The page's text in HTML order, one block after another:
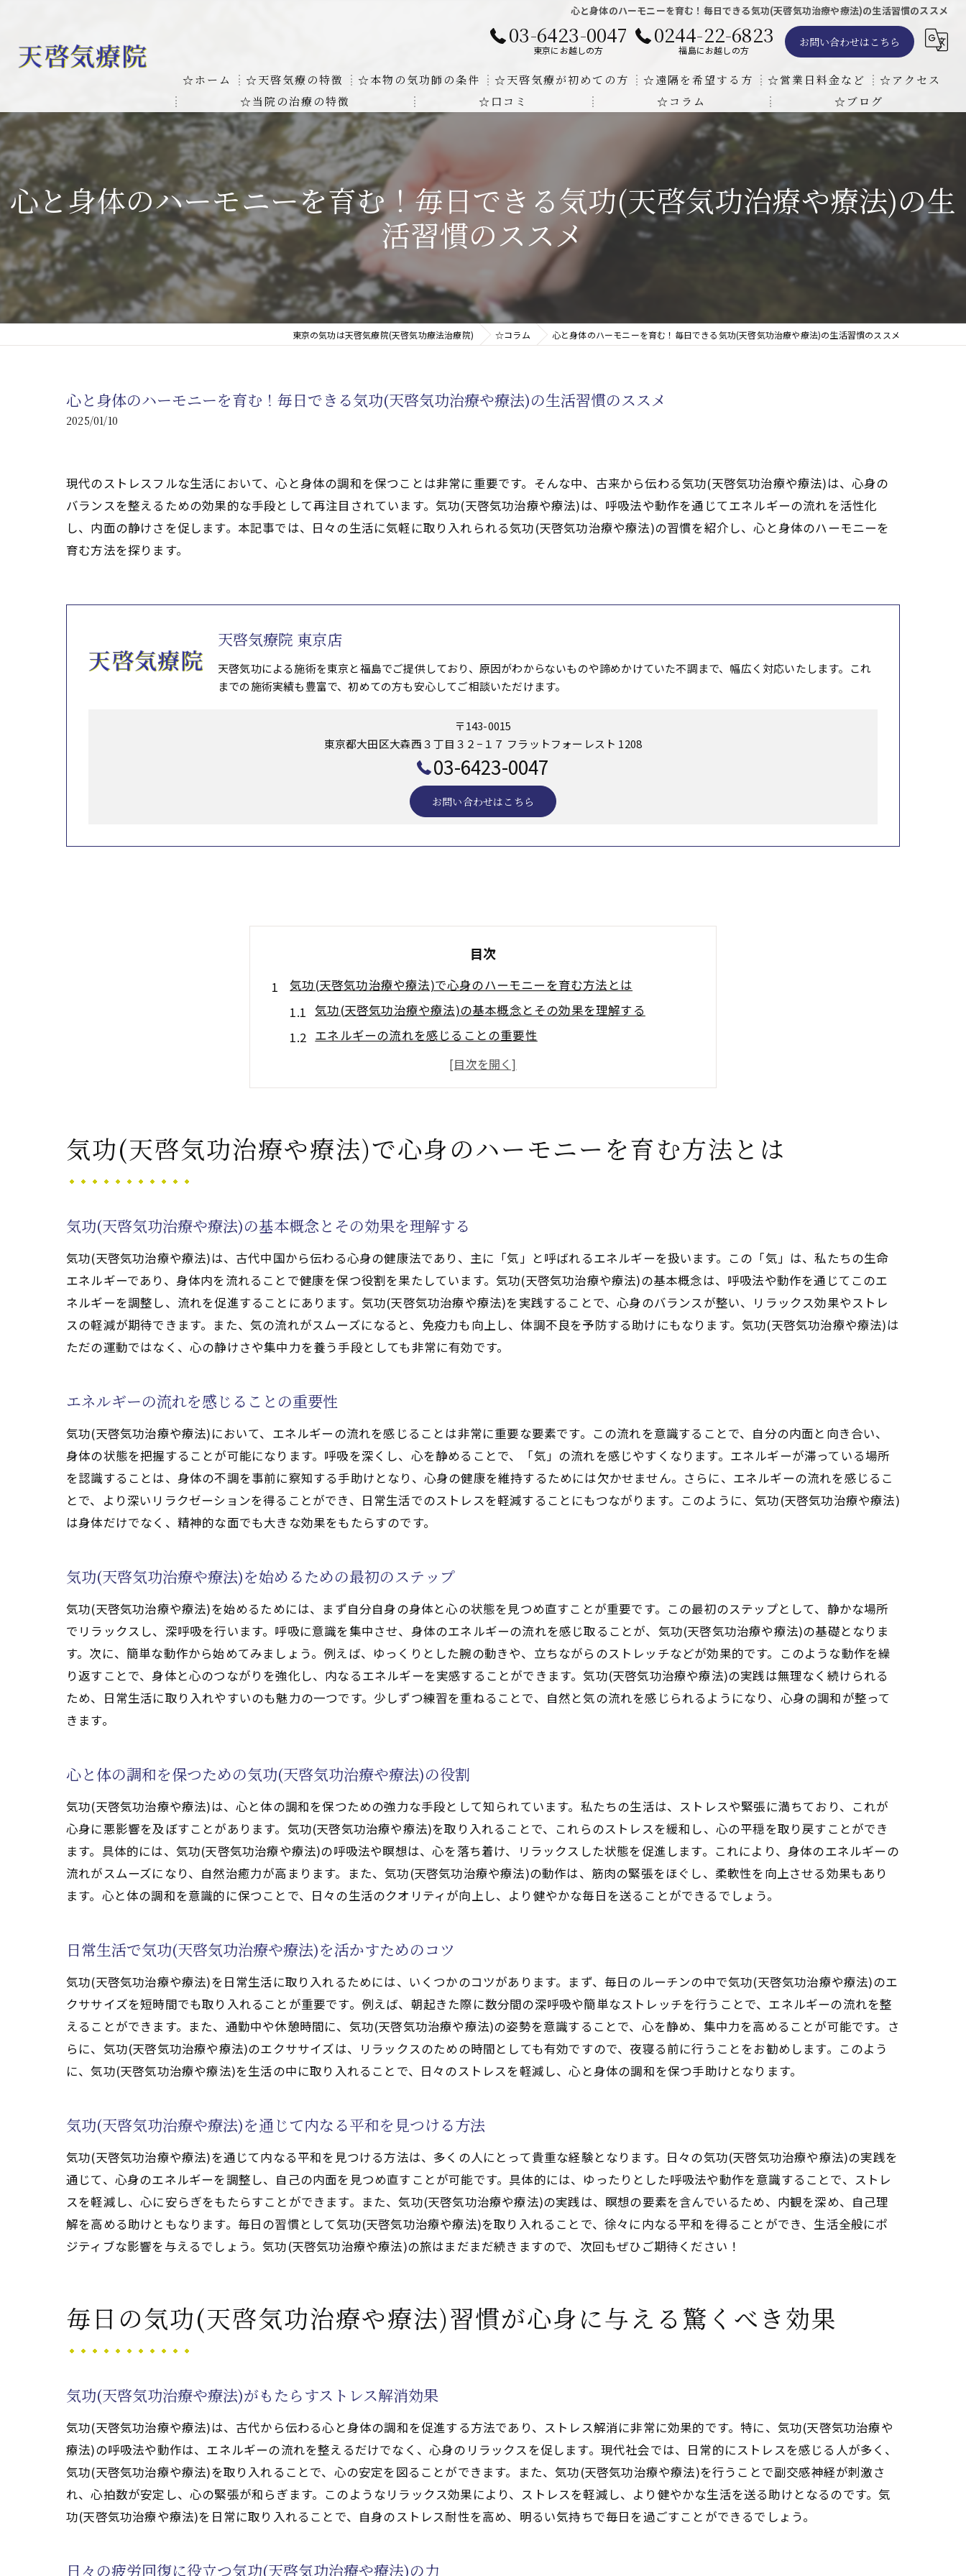
心と身体のハーモニーを育む！毎日できる気功(天啓気功治療や療法)の生活習慣のススメ
03-6423-0047
東京にお越しの方
0244-22-6823
福島にお越しの方
お問い合わせはこちら
☆ホーム ☆天啓気療の特徴
お客様の質問に対する回答
天啓気療に関する書籍
本物の気功師にも優るサイ能力の凄さ
気功治療や療法と天啓気療の違い
☆本物の気功師の条件
クンダリニーの上昇でチャクラの覚醒
☆天啓気療が初めての方 ☆遠隔を希望する方
遠隔気功ヒーリングで難病の克服の方法と効果
☆営業日料金など
東京での瞑想気功教室の開催について
☆アクセス
天啓気療院 東京店
☆当院の治療の特徴
線維筋痛症
線維筋痛症が天啓気療により奇跡的な寛解
難病の疾患
難病治療に革命チャクラ覚醒サイ能力
肝臓の疾患
肝臓疾患の原因と症状を解明及び緩解法
心臓の疾患
腎臓の疾患
☆口コミ ☆コラム ☆ブログ
心と身体のハーモニーを育む！毎日できる気功(天啓気功治療や療法)の生
活習慣のススメ
東京の気功は天啓気療院(天啓気功療法治療院) ☆コラム 心と身体のハーモニーを育む！毎日できる気功(天啓気功治療や療法)の生活習慣のススメ
心と身体のハーモニーを育む！毎日できる気功(天啓気功治療や療法)の生活習慣のススメ
2025/01/10
現代のストレスフルな生活において、心と身体の調和を保つことは非常に重要です。そんな中、古来から伝わる気功(天啓気功治療や療法)は、心身の
バランスを整えるための効果的な手段として再注目されています。気功(天啓気功治療や療法)は、呼吸法や動作を通じてエネルギーの流れを活性化
し、内面の静けさを促します。本記事では、日々の生活に気軽に取り入れられる気功(天啓気功治療や療法)の習慣を紹介し、心と身体のハーモニーを
育む方法を探ります。
天啓気療院 東京店
天啓気功による施術を東京と福島でご提供しており、原因がわからないものや諦めかけていた不調まで、幅広く対応いたします。これ
までの施術実績も豊富で、初めての方も安心してご相談いただけます。
〒143-0015
東京都大田区大森西３丁目３２−１７ フラットフォーレスト 1208
03-6423-0047
お問い合わせはこちら
目次
気功(天啓気功治療や療法)で心身のハーモニーを育む方法とは
気功(天啓気功治療や療法)の基本概念とその効果を理解する
エネルギーの流れを感じることの重要性
気功(天啓気功治療や療法)を始めるための最初のステップ
心と体の調和を保つための気功(天啓気功治療や療法)の役割
気功(天啓気功治療や療法)を通じて内なる平和を見つける方法
毎日の気功(天啓気功治療や療法)習慣が心身に与える驚くべき効果
気功(天啓気功治療や療法)の定期的な実践がもたらす健康改善
気功(天啓気功治療や療法)によって得られる心身のバランス
気功(天啓気功治療や療法)が心の平穏に与える影響
気功(天啓気功治療や療法)の習慣化がもたらす生活の質の向上
気功(天啓気功治療や療法)を生活に取り入れてストレスを解消しよう
気功(天啓気功治療や療法)とリラクゼーションの関係を探る
気功(天啓気功治療や療法)を使ってストレスをコントロールする方法
日常生活の中で気功(天啓気功治療や療法)を取り入れる実践例
気功(天啓気功治療や療法)で心のリフレッシュを図る
心と体の調和を実現する気功(天啓気功治療や療法)の基本テクニック
日常的に行える気功(天啓気功治療や療法)のシンプルテクニック
心身を整えるための気功(天啓気功治療や療法)の基本的な動作
気功(天啓気功治療や療法)でエネルギーの流れを整える方法
気功(天啓気功治療や療法)を通じた自己認識と内省のテクニック
気功(天啓気功治療や療法)で日常に心の静けさをもたらす秘訣
気功(天啓気功治療や療法)の瞑想的な側面を活かす方法
気功(天啓気功治療や療法)による心のクリアリングテクニック
日常の中で気功(天啓気功治療や療法)から得られる静寂の瞬間
気功(天啓気功治療や療法)を習慣化して心を落ち着ける術
エネルギーの流れを活性化する気功(天啓気功治療や療法)の実践法
エネルギーフローを感じる気功(天啓気功治療や療法)の動作
気功(天啓気功治療や療法)のエネルギー循環テクニック
エネルギーの流れを整えるための気功(天啓気功治療や療法)の実践
気功(天啓気功治療や療法)でエネルギーを高める秘訣
日々の習慣に気功(天啓気功治療や療法)を取り入れる簡単ステップ
毎日の気功(天啓気功治療や療法)の取り入れ方ガイド
気功(天啓気功治療や療法)を日常生活に組み込むためのヒント
気功(天啓気功治療や療法)を通じて生活習慣を整える方法
日常に気功(天啓気功治療や療法)を取り入れるための簡単ステップ
充実した生活を送るために気功(天啓気功治療や療法)を活用しよう
気功(天啓気功治療や療法)を通じて豊かな生活を実現する方法
気功(天啓気功治療や療法)を通じた生活の質の改善法
気功(天啓気功治療や療法)で心身のハーモニーを育む方法とは
気功(天啓気功治療や療法)の基本概念とその効果を理解する
気功(天啓気功治療や療法)は、古代中国から伝わる心身の健康法であり、主に「気」と呼ばれるエネルギーを扱います。この「気」は、私たちの生命
エネルギーであり、身体内を流れることで健康を保つ役割を果たしています。気功(天啓気功治療や療法)の基本概念は、呼吸法や動作を通じてこのエ
ネルギーを調整し、流れを促進することにあります。気功(天啓気功治療や療法)を実践することで、心身のバランスが整い、リラックス効果やストレ
スの軽減が期待できます。また、気の流れがスムーズになると、免疫力も向上し、体調不良を予防する助けにもなります。気功(天啓気功治療や療法)は
ただの運動ではなく、心の静けさや集中力を養う手段としても非常に有効です。
エネルギーの流れを感じることの重要性
気功(天啓気功治療や療法)において、エネルギーの流れを感じることは非常に重要な要素です。この流れを意識することで、自分の内面と向き合い、
身体の状態を把握することが可能になります。呼吸を深くし、心を静めることで、「気」の流れを感じやすくなります。エネルギーが滞っている場所
を認識することは、身体の不調を事前に察知する手助けとなり、心身の健康を維持するためには欠かせません。さらに、エネルギーの流れを感じるこ
とで、より深いリラクゼーションを得ることができ、日常生活でのストレスを軽減することにもつながります。このように、気功(天啓気功治療や療法)
は身体だけでなく、精神的な面でも大きな効果をもたらすのです。
気功(天啓気功治療や療法)を始めるための最初のステップ
気功(天啓気功治療や療法)を始めるためには、まず自分自身の身体と心の状態を見つめ直すことが重要です。この最初のステップとして、静かな場所
でリラックスし、深呼吸を行います。呼吸に意識を集中させ、身体のエネルギーの流れを感じ取ることが、気功(天啓気功治療や療法)の基礎となりま
す。次に、簡単な動作から始めてみましょう。例えば、ゆっくりとした腕の動きや、立ちながらのストレッチなどが効果的です。このような動作を繰
り返すことで、身体と心のつながりを強化し、内なるエネルギーを実感することができます。気功(天啓気功治療や療法)の実践は無理なく続けられる
ため、日常生活に取り入れやすいのも魅力の一つです。少しずつ練習を重ねることで、自然と気の流れを感じられるようになり、心身の調和が整って
きます。
心と体の調和を保つための気功(天啓気功治療や療法)の役割
気功(天啓気功治療や療法)は、心と体の調和を保つための強力な手段として知られています。私たちの生活は、ストレスや緊張に満ちており、これが
心身に悪影響を及ぼすことがあります。気功(天啓気功治療や療法)を取り入れることで、これらのストレスを緩和し、心の平穏を取り戻すことができ
ます。具体的には、気功(天啓気功治療や療法)の呼吸法や瞑想は、心を落ち着け、リラックスした状態を促進します。これにより、身体のエネルギーの
流れがスムーズになり、自然治癒力が高まります。また、気功(天啓気功治療や療法)の動作は、筋肉の緊張をほぐし、柔軟性を向上させる効果もあり
ます。心と体の調和を意識的に保つことで、日々の生活のクオリティが向上し、より健やかな毎日を送ることができるでしょう。
日常生活で気功(天啓気功治療や療法)を活かすためのコツ
気功(天啓気功治療や療法)を日常生活に取り入れるためには、いくつかのコツがあります。まず、毎日のルーチンの中で気功(天啓気功治療や療法)のエ
クササイズを短時間でも取り入れることが重要です。例えば、朝起きた際に数分間の深呼吸や簡単なストレッチを行うことで、エネルギーの流れを整
えることができます。また、通勤中や休憩時間に、気功(天啓気功治療や療法)の姿勢を意識することで、心を静め、集中力を高めることが可能です。さ
らに、気功(天啓気功治療や療法)のエクササイズは、リラックスのための時間としても有効ですので、夜寝る前に行うことをお勧めします。このよう
に、気功(天啓気功治療や療法)を生活の中に取り入れることで、日々のストレスを軽減し、心と身体の調和を保つ手助けとなります。
気功(天啓気功治療や療法)を通じて内なる平和を見つける方法
気功(天啓気功治療や療法)を通じて内なる平和を見つける方法は、多くの人にとって貴重な経験となります。日々の気功(天啓気功治療や療法)の実践を
通じて、心身のエネルギーを調整し、自己の内面を見つめ直すことが可能です。具体的には、ゆったりとした呼吸法や動作を意識することで、ストレ
スを軽減し、心に安らぎをもたらすことができます。また、気功(天啓気功治療や療法)の実践は、瞑想の要素を含んでいるため、内観を深め、自己理
解を高める助けともなります。毎日の習慣として気功(天啓気功治療や療法)を取り入れることで、徐々に内なる平和を得ることができ、生活全般にポ
ジティブな影響を与えるでしょう。気功(天啓気功治療や療法)の旅はまだまだ続きますので、次回もぜひご期待ください！
毎日の気功(天啓気功治療や療法)習慣が心身に与える驚くべき効果
気功(天啓気功治療や療法)がもたらすストレス解消効果
気功(天啓気功治療や療法)は、古代から伝わる心と身体の調和を促進する方法であり、ストレス解消に非常に効果的です。特に、気功(天啓気功治療や
療法)の呼吸法や動作は、エネルギーの流れを整えるだけでなく、心身のリラックスを促します。現代社会では、日常的にストレスを感じる人が多く、
気功(天啓気功治療や療法)を取り入れることで、心の安定を図ることができます。また、気功(天啓気功治療や療法)を行うことで副交感神経が刺激さ
れ、心拍数が安定し、心の緊張が和らぎます。このようなリラックス効果により、ストレスを軽減し、より健やかな生活を送る助けとなるのです。気
功(天啓気功治療や療法)を日常に取り入れることで、自身のストレス耐性を高め、明るい気持ちで毎日を過ごすことができるでしょう。
日々の疲労回復に役立つ気功(天啓気功治療や療法)の力